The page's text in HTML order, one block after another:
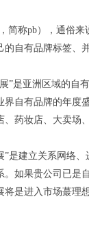
简称pb），通俗
自有品牌标签、
”是亚洲区域的自
界自有品牌的年度
、药妆店、大卖场
”是建立关系网络
。如果贵公司已是
是进入市场蕞理